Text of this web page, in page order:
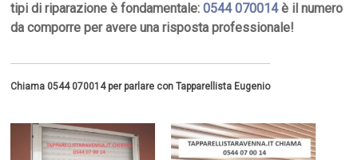
tipi di riparazione è fondamentale:0544 070014è il numero
da comporre per avere una risposta professionale!
Chiama 0544 070014 per parlare con Tapparellista Eugenio